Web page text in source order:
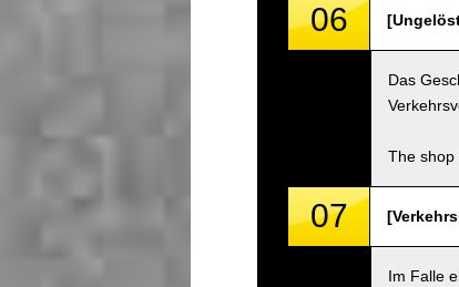
06
Das
The shop
07
Im Falle